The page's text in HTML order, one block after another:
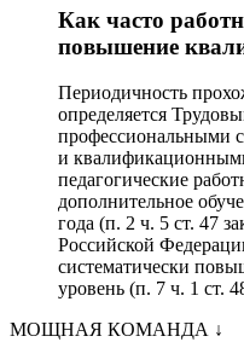
Как часто
повышение
Периодичность
определяется
профессиональными
и
педагогические
дополнительное
года (п. 2 ч. 5 ст. 47
Российской
систематически
уровень (п. 7 ч. 1 ст.
МОЩНАЯ КОМАНДА ↓